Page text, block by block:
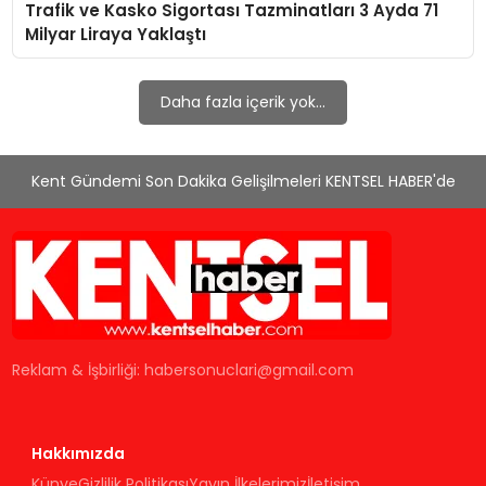
KÜLTÜR & SANAT
Trafik ve Kasko Sigortası Tazminatları 3 Ayda 71
Milyar Liraya Yaklaştı
Daha fazla içerik yok...
Kent Gündemi Son Dakika Gelişilmeleri KENTSEL HABER'de
Reklam & İşbirliği:habersonuclari@gmail.com
Hakkımızda